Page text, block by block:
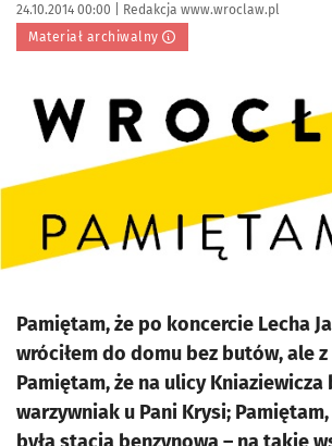
Data publikacji:
24.10.2014 00:00 | Autor:
Redakcja www.wroclaw.pl
Materiał archiwalny
Pamiętam, że po koncercie Lecha
wróciłem do domu bez butów, ale
Pamiętam, że na ulicy Kniaziewicza
warzywniak u Pani Krysi; Pamiętam,